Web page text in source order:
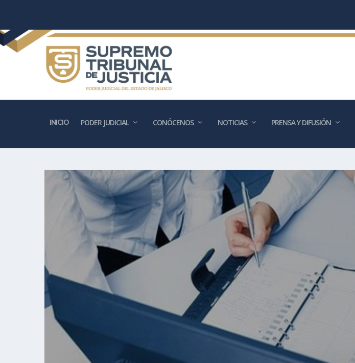
INICIO PODER JUDICIAL CONÓCENOS NOTICIAS PRENSA Y DIFUSIÓN